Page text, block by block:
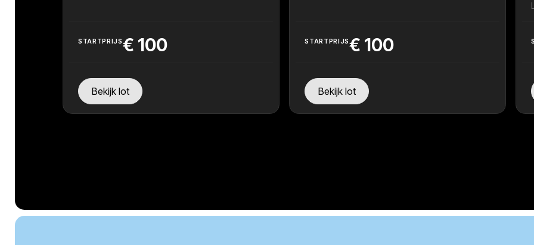
STARTPRIJS€ 100
Bekijk lot
STARTPRIJS€ 100
Bekijk lot